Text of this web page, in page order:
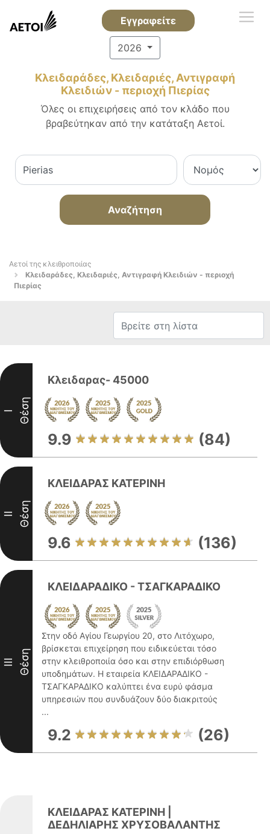
Εγγραφείτε
2026
Κλειδαράδες, Κλειδαριές, Αντιγραφή
Κλειδιών - περιοχή Πιερίας
Όλες οι επιχειρήσεις από τον κλάδο που
βραβεύτηκαν από την κατάταξη Αετοί.
Αναζήτηση
Αετοί της κλειθροποιίας
Κλειδαράδες, Κλειδαριές, Αντιγραφή Κλειδιών - περιοχή
Πιερίας
I Θέση
Κλειδαρας- 45000
9.9 (84)
II Θέση
ΚΛΕΙΔΑΡΑΣ ΚΑΤΕΡΙΝΗ
9.6 (136)
III Θέση
ΚΛΕΙΔΑΡΑΔΙΚΟ - ΤΣΑΓΚΑΡΑΔΙΚΟ
Στην οδό Αγίου Γεωργίου 20, στο Λιτόχωρο,
βρίσκεται επιχείρηση που ειδικεύεται τόσο
στην κλειθροποιία όσο και στην επιδιόρθωση
υποδημάτων. Η εταιρεία ΚΛΕΙΔΑΡΑΔΙΚΟ -
ΤΣΑΓΚΑΡΑΔΙΚΟ καλύπτει ένα ευρύ φάσμα
υπηρεσιών που συνδυάζουν δύο διακριτούς
...
9.2 (26)
ΚΛΕΙΔΑΡΑΣ ΚΑΤΕΡΙΝΗ |
ΔΕΔΗΛΙΑΡΗΣ ΧΡΥΣΟΒΑΛΑΝΤΗΣ